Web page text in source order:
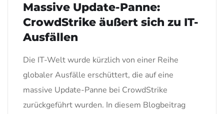
Massive Update-Panne:
CrowdStrike äußert sich zu IT-
Ausfällen
Die IT-Welt wurde kürzlich von einer Reihe
globaler Ausfälle erschüttert, die auf eine
massive Update-Panne bei CrowdStrike
zurückgeführt wurden. In diesem Blogbeitrag